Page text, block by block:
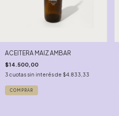
ACEITERA MAIZ AMBAR
$14.500,00
3 cuotas sin interés de $4.833,33